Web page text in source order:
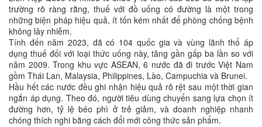
trường rõ ràng rằng, thuế với đồ uống có đường là một trong
những biện pháp hiệu quả, ít tốn kém nhất để phòng chống bệnh
không lây nhiễm.
Tính đến năm 2023, đã có 104 quốc gia và vùng lãnh thổ áp
dụng thuế đối với loại thức uống này, tăng gần gấp ba lần so với
năm 2009. Trong khu vực ASEAN, 6 nước đã đi trước Việt Nam
gồm Thái Lan, Malaysia, Philippines, Lào, Campuchia và Brunei.
Hầu hết các nước đều ghi nhận hiệu quả rõ rệt sau một thời gian
ngắn áp dụng. Theo đó, người tiêu dùng chuyển sang lựa chọn ít
đường hơn, tỷ lệ béo phì ở trẻ giảm, và doanh nghiệp nhanh
chóng thích nghi bằng cách đổi mới công thức sản phẩm.